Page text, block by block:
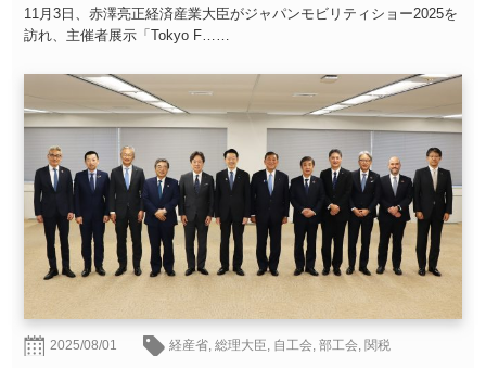
11月3日、赤澤亮正経済産業大臣がジャパンモビリティショー2025を
訪れ、主催者展示「Tokyo F……
2025/08/01 経産省,総理大臣, 自工会,部工会, 関税